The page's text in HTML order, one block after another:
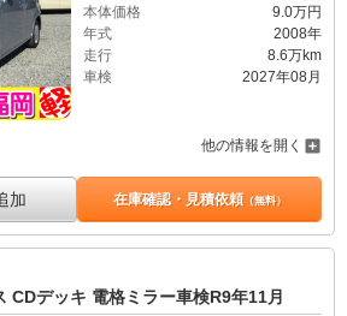
本体価格
9.0万円
年式
2008年
走行
8.6万km
車検
2027年08月
他の情報を開く
加 在庫確認・見積依頼（無料）
CDデッキ 電格ミラー車検R9年11月